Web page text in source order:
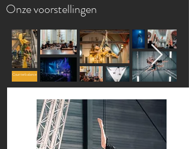
Onze voorstellingen
Counterbalance